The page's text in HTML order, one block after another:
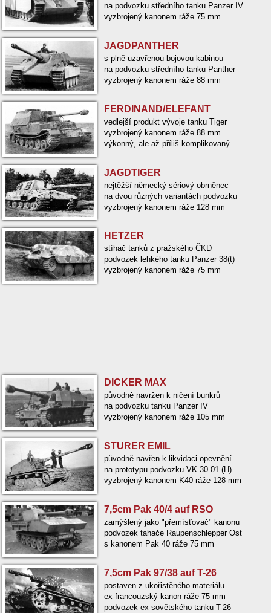
na podvozku středního tanku Panzer IV
vyzbrojený kanonem ráže 75 mm
JAGDPANTHER
s plně uzavřenou bojovou kabinou
na podvozku středního tanku Panther
vyzbrojený kanonem ráže 88 mm
FERDINAND/ELEFANT
vedlejší produkt vývoje tanku Tiger
vyzbrojený kanonem ráže 88 mm
výkonný, ale až příliš komplikovaný
JAGDTIGER
nejtěžší německý sériový obrněnec
na dvou různých variantách podvozku
vyzbrojený kanonem ráže 128 mm
HETZER
stíhač tanků z pražského ČKD
podvozek lehkého tanku Panzer 38(t)
vyzbrojený kanonem ráže 75 mm
DICKER MAX
původně navržen k ničení bunkrů
na podvozku tanku Panzer IV
vyzbrojený kanonem ráže 105 mm
STURER EMIL
původně navřen k likvidaci opevnění
na prototypu podvozku VK 30.01 (H)
vyzbrojený kanonem K40 ráže 128 mm
7,5cm Pak 40/4 auf RSO
zamýšlený jako "přemísťovač" kanonu
podvozek tahače Raupenschlepper Ost
s kanonem Pak 40 ráže 75 mm
7,5cm Pak 97/38 auf T-26
postaven z ukořistěného materiálu
ex-francouzský kanon ráže 75 mm
podvozek ex-sovětského tanku T-26